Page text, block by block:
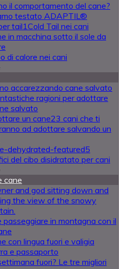
il comportamento del cane?
testato ADAPTIL®
Cold Tail nei cani
di calore nei cani
ragioni per adottare
salvato
23 cani che ti
ad adottare salvando un
5
del cibo disidratato per cani
cane
passeggiare in montagna con il
fuori? Le tre migliori